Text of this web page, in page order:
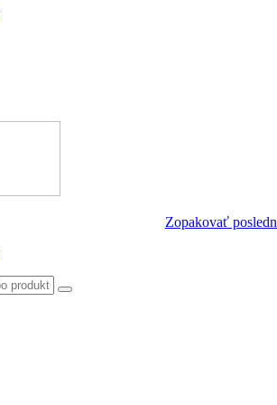
Zopakovať